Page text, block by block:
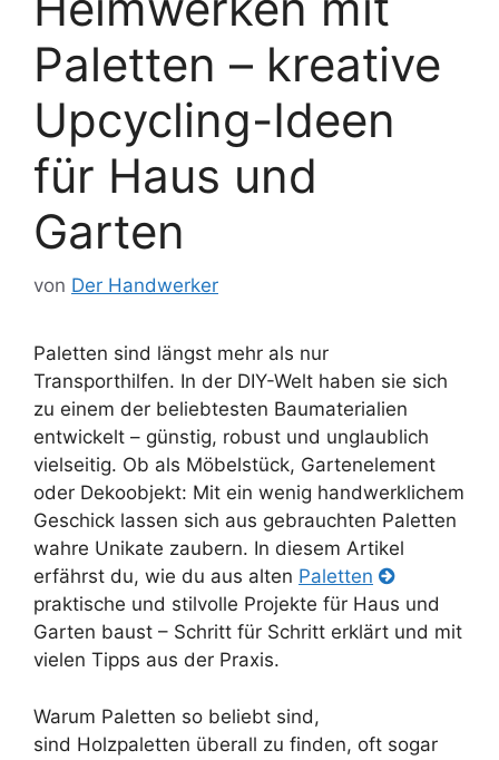
Paletten – kreative
Upcycling-Ideen
für Haus und
Garten
von Der Handwerker
Paletten sind längst mehr als nur
Transporthilfen. In der DIY-Welt haben sie sich
zu einem der beliebtesten Baumaterialien
entwickelt – günstig, robust und unglaublich
vielseitig. Ob als Möbelstück, Gartenelement
oder Dekoobjekt: Mit ein wenig handwerklichem
Geschick lassen sich aus gebrauchten Paletten
wahre Unikate zaubern. In diesem Artikel
erfährst du, wie du aus alten Paletten
praktische und stilvolle Projekte für Haus und
Garten baust – Schritt für Schritt erklärt und mit
vielen Tipps aus der Praxis.
Warum Paletten so beliebt sind,
sind Holzpaletten überall zu finden, oft sogar